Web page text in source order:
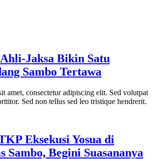
Jaksa Bikin Satu
Sambo Tertawa
amet, consectetur adipiscing elit. Sed volutpat
Sed non tellus sed leo tristique hendrerit.
Eksekusi Yosua di
Sambo, Begini Suasananya